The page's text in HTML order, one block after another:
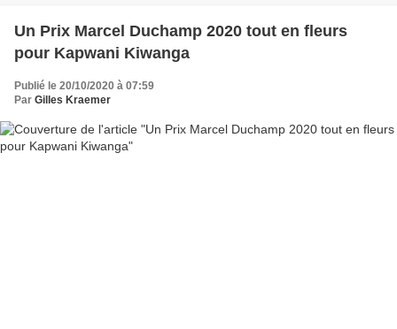
Un Prix Marcel Duchamp 2020 tout en fleurs
pour Kapwani Kiwanga
Publié le 20/10/2020 à 07:59
Par Gilles Kraemer